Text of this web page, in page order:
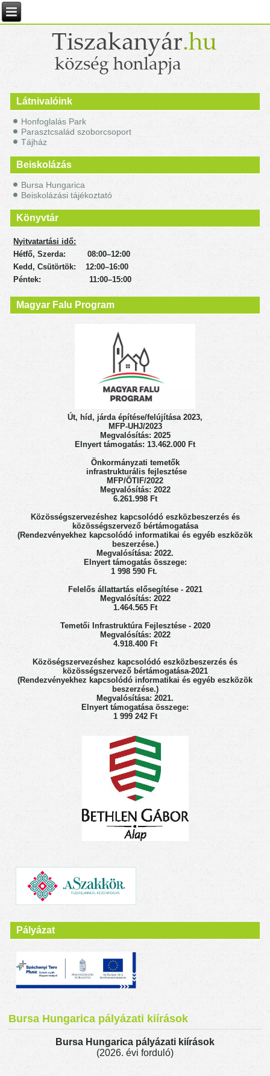
Látnivalóink
Honfoglalás Park
Parasztcsalád szoborcsoport
Tájház
Beiskolázás
Bursa Hungarica
Beiskolázási tájékoztató
Könyvtár
Nyitvatartási idő:
Hétfő, Szerda: 08:00–12:00
Kedd, Csütörtök: 12:00–16:00
Péntek: 11:00–15:00
Magyar Falu Program
Út, híd, járda építése/felújítása 2023,
MFP-UHJ/2023
Megvalósítás: 2025
Elnyert támogatás: 13.462.000 Ft
Önkormányzati temetők
infrastrukturális fejlesztése
MFP/ÖTIF/2022
Megvalósítás: 2022
6.261.998 Ft
Közösségszervezéshez kapcsolódó eszközbeszerzésés
közösségszervező bértámogatása
(Rendezvényekhez kapcsolódó informatikaiés egyéb eszközök
beszerzése.)
Megvalósítása: 2022.
Elnyert támogatás összege:
1 998 590 Ft.
Felelős állattartás elősegítése - 2021
Megvalósítás: 2022
1.464.565 Ft
Temetői Infrastruktúra Fejlesztése - 2020
Megvalósítás: 2022
4.918.400 Ft
Közöségszervezéshez kapcsolódó eszközbeszerzés és
közösségszervező bértámogatása-2021
(Rendezvényekhez kapcsolódó informatikai és egyéb eszközök
beszerzése.)
Megvalósítása: 2021.
Elnyert támogatása összege:
1 999 242 Ft
Pályázat
Bursa Hungarica pályázati kiírások
Bursa Hungarica pályázati kiírások
(2026. évi forduló)